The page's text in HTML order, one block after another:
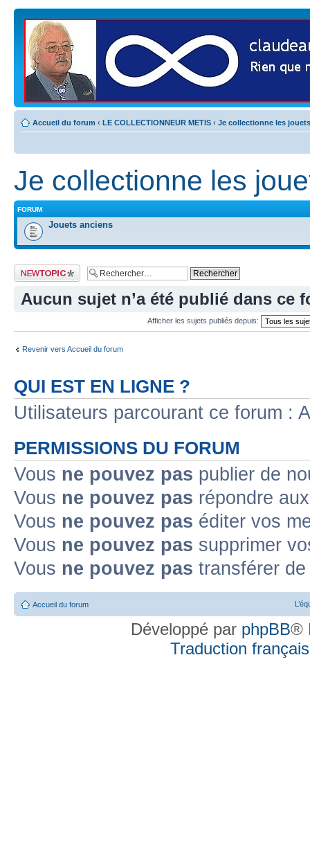
Accueil du forum ‹ LE COLLECTIONNEUR METIS ‹ Je collectionne les jouets
Je collectionne les
FORUM
Jouets anciens
Publier un nouveau
sujet
Aucun sujet n’a été publié dans ce
Afficher les sujets publiés depuis:
Revenir vers Accueil du forum
QUI EST EN LIGNE ?
Utilisateurs parcourant ce forum :
PERMISSIONS DU FORUM
Vous ne pouvez pas publier de
Vous ne pouvez pas répondre
Vous ne pouvez pas éditer vos
Vous ne pouvez pas supprimer
Vous ne pouvez pas transférer
Accueil du forum
Développé par phpBB®
Traduction